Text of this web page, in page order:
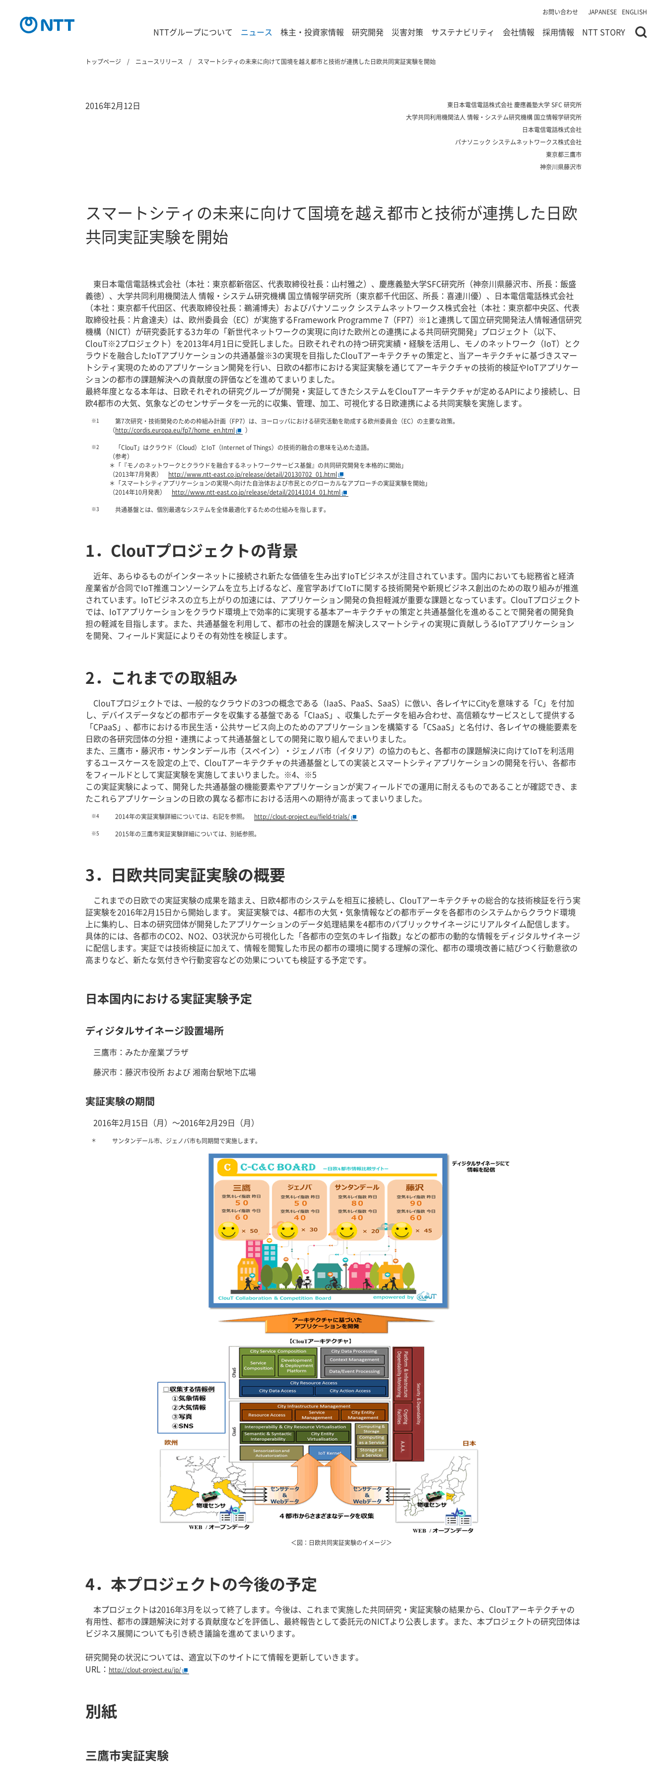
お問い合わせ JAPANESE ENGLISH
NTTグループについて ニュース 株主・投資家情報 研究開発 災害対策 サステナビリティ 会社情報 採用情報 NTT STORY
トップページ ニュースリリース スマートシティの未来に向けて国境を越え都市と技術が連携した日欧共同実証実験を開始
2016年2月12日
東日本電信電話株式会社 慶應義塾大学 SFC 研究所
大学共同利用機関法人 情報・システム研究機構 国立情報学研究所
日本電信電話株式会社
パナソニック システムネットワークス株式会社
東京都三鷹市
神奈川県藤沢市
スマートシティの未来に向けて国境を越え都市と技術が連携した日欧
共同実証実験を開始
東日本電信電話株式会社（本社：東京都新宿区、代表取締役社長：山村雅之）、慶應義塾大学SFC研究所（神奈川県藤沢市、所長：飯盛
義徳）、大学共同利用機関法人 情報・システム研究機構 国立情報学研究所（東京都千代田区、所長：喜連川優）、日本電信電話株式会社
（本社：東京都千代田区、代表取締役社長：鵜浦博夫）およびパナソニック システムネットワークス株式会社（本社：東京都中央区、代表
取締役社長：片倉達夫）は、欧州委員会（EC）が実施するFramework Programme 7（FP7）※1と連携して国立研究開発法人情報通信研究
機構（NICT）が研究委託する3カ年の「新世代ネットワークの実現に向けた欧州との連携による共同研究開発」プロジェクト（以下、
ClouT※2プロジェクト）を2013年4月1日に受託しました。日欧それぞれの持つ研究実績・経験を活用し、モノのネットワーク（IoT）とク
ラウドを融合したIoTアプリケーションの共通基盤※3の実現を目指したClouTアーキテクチャの策定と、当アーキテクチャに基づきスマー
トシティ実現のためのアプリケーション開発を行い、日欧の4都市における実証実験を通じてアーキテクチャの技術的検証やIoTアプリケー
ションの都市の課題解決への貢献度の評価などを進めてまいりました。
最終年度となる本年は、日欧それぞれの研究グループが開発・実証してきたシステムをClouTアーキテクチャが定めるAPIにより接続し、日
欧4都市の大気、気象などのセンサデータを一元的に収集、管理、加工、可視化する日欧連携による共同実験を実施します。
※1
第7次研究・技術開発のための枠組み計画（FP7）は、ヨーロッパにおける研究活動を助成する欧州委員会（EC）の主要な政策。
（http://cordis.europa.eu/fp7/home_en.html ）
※2
「ClouT」はクラウド（Cloud）とIoT（Internet of Things）の技術的融合の意味を込めた造語。
（参考）
＊「『モノのネットワークとクラウドを融合するネットワークサービス基盤』の共同研究開発を本格的に開始」
（2013年7月発表） http://www.ntt-east.co.jp/release/detail/20130702_01.html
＊「スマートシティアプリケーションの実現へ向けた自治体および市民とのグローカルなアプローチの実証実験を開始」
（2014年10月発表） http://www.ntt-east.co.jp/release/detail/20141014_01.html
※3 共通基盤とは、個別最適なシステムを全体最適化するための仕組みを指します。
1．ClouTプロジェクトの背景
近年、あらゆるものがインターネットに接続され新たな価値を生み出すIoTビジネスが注目されています。国内においても総務省と経済
産業省が合同でIoT推進コンソーシアムを立ち上げるなど、産官学あげてIoTに関する技術開発や新規ビジネス創出のための取り組みが推進
されています。IoTビジネスの立ち上がりの加速には、アプリケーション開発の負担軽減が重要な課題となっています。ClouTプロジェクト
では、IoTアプリケーションをクラウド環境上で効率的に実現する基本アーキテクチャの策定と共通基盤化を進めることで開発者の開発負
担の軽減を目指します。また、共通基盤を利用して、都市の社会的課題を解決しスマートシティの実現に貢献しうるIoTアプリケーション
を開発、フィールド実証によりその有効性を検証します。
2．これまでの取組み
ClouTプロジェクトでは、一般的なクラウドの3つの概念である（IaaS、PaaS、SaaS）に倣い、各レイヤにCityを意味する「C」を付加
し、デバイスデータなどの都市データを収集する基盤である「CIaaS」、収集したデータを組み合わせ、高信頼なサービスとして提供する
「CPaaS」、都市における市民生活・公共サービス向上のためのアプリケーションを構築する「CSaaS」と名付け、各レイヤの機能要素を
日欧の各研究団体の分担・連携によって共通基盤としての開発に取り組んでまいりました。
また、三鷹市・藤沢市・サンタンデール市（スペイン）・ジェノバ市（イタリア）の協力のもと、各都市の課題解決に向けてIoTを利活用
するユースケースを設定の上で、ClouTアーキテクチャの共通基盤としての実装とスマートシティアプリケーションの開発を行い、各都市
をフィールドとして実証実験を実施してまいりました。※4、※5
この実証実験によって、開発した共通基盤の機能要素やアプリケーションが実フィールドでの運用に耐えるものであることが確認でき、ま
たこれらアプリケーションの日欧の異なる都市における活用への期待が高まってまいりました。
※4 2014年の実証実験詳細については、右記を参照。 http://clout-project.eu/field-trials/
※5 2015年の三鷹市実証実験詳細については、別紙参照。
3．日欧共同実証実験の概要
これまでの日欧での実証実験の成果を踏まえ、日欧4都市のシステムを相互に接続し、ClouTアーキテクチャの総合的な技術検証を行う実
証実験を2016年2月15日から開始します。 実証実験では、4都市の大気・気象情報などの都市データを各都市のシステムからクラウド環境
上に集約し、日本の研究団体が開発したアプリケーションのデータ処理結果を4都市のパブリックサイネージにリアルタイム配信します。
具体的には、各都市のCO2、NO2、O3状況から可視化した「各都市の空気のキレイ指数」などの都市の動的な情報をディジタルサイネージ
に配信します。実証では技術検証に加えて、情報を閲覧した市民の都市の環境に関する理解の深化、都市の環境改善に結びつく行動意欲の
高まりなど、新たな気付きや行動変容などの効果についても検証する予定です。
日本国内における実証実験予定
ディジタルサイネージ設置場所
三鷹市：みたか産業プラザ
藤沢市：藤沢市役所 および 湘南台駅地下広場
実証実験の期間
2016年2月15日（月）～2016年2月29日（月）
＊ サンタンデール市、ジェノバ市も同期間で実施します。
＜図：日欧共同実証実験のイメージ＞
4．本プロジェクトの今後の予定
本プロジェクトは2016年3月を以って終了します。今後は、これまで実施した共同研究・実証実験の結果から、ClouTアーキテクチャの
有用性、都市の課題解決に対する貢献度などを評価し、最終報告として委託元のNICTより公表します。また、本プロジェクトの研究団体は
ビジネス展開についても引き続き議論を進めてまいります。
研究開発の状況については、適宜以下のサイトにて情報を更新していきます。
URL： http://clout-project.eu/jp/
別紙
三鷹市実証実験